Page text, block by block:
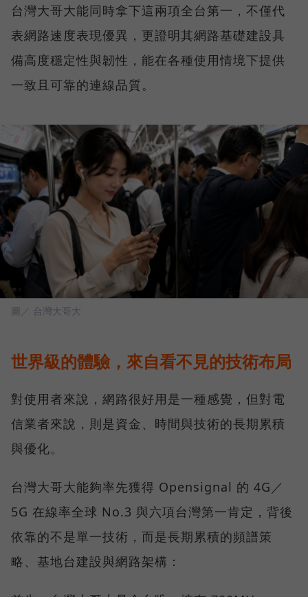
台灣大哥大能同時拿下這兩項全台第一，不僅代
表網路速度表現優異，更證明其網路基礎建設具
備高度穩定性與韌性，能在各種使用情境下提供
一致且可靠的連線品質。
圖／ 台灣大哥大
世界級的體驗，來自看不見的技術布局
對使用者來說，網路很好用是一種感覺，但對電
信業者來說，則是資金、時間與技術的長期累積
與優化。
台灣大哥大能夠率先獲得 Opensignal 的 4G／
5G 在線率全球 No.3 與六項台灣第一肯定，背後
依靠的不是單一技術，而是長期累積的頻譜策
略、基地台建設與網路架構：